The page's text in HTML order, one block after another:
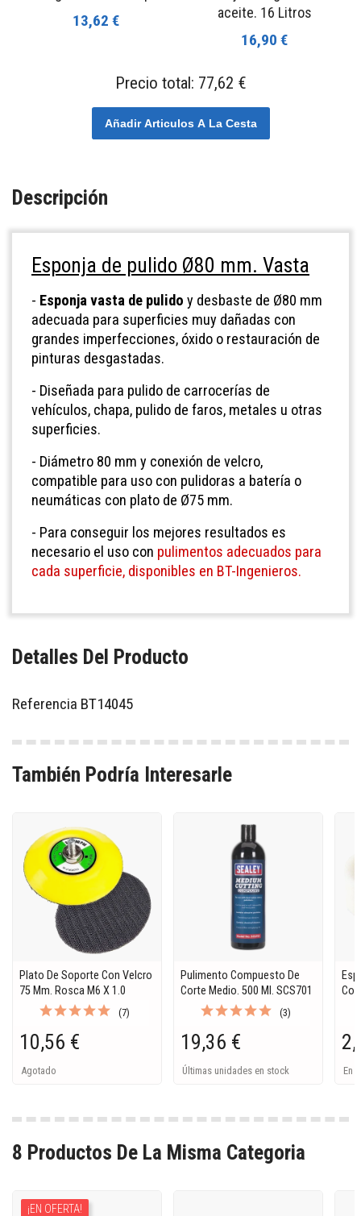
13,62 €
aceite. 16 Litros
16,90 €
Precio total: 77,62 €
Añadir Articulos A La Cesta
Descripción
Esponja de pulido Ø80 mm. Vasta
- Esponja vasta de pulido y desbaste de Ø80 mm
adecuada para superficies muy dañadas con
grandes imperfecciones, óxido o restauración de
pinturas desgastadas.
- Diseñada para pulido de carrocerías de
vehículos, chapa, pulido de faros, metales u otras
superficies.
- Diámetro 80 mm y conexión de velcro,
compatible para uso con pulidoras a batería o
neumáticas con plato de Ø75 mm.
- Para conseguir los mejores resultados es
necesario el uso con pulimentos adecuados para
cada superficie, disponibles en BT-Ingenieros.
Detalles Del Producto
Referencia BT14045
También Podría Interesarle
Plato De Soporte Con Velcro
75 Mm. Rosca M6 X 1.0
(7)
10,56 €
Agotado
Pulimento Compuesto De
Corte Medio. 500 Ml. SCS701
(3)
19,36 €
Últimas unidades en stock En
8 Productos De La Misma Categoria
¡EN OFERTA!